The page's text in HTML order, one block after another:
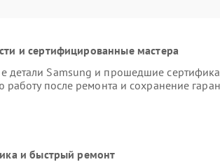
и сертифицированные мастера
детали Samsung и прошедшие
работу после ремонта и сохранение
и быстрый ремонт